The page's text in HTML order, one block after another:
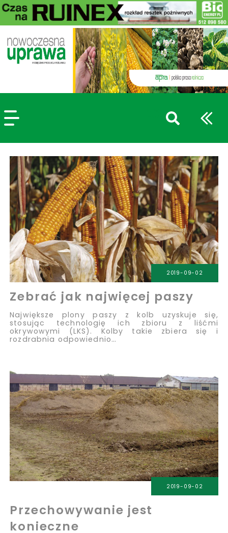
2019-09-02
Zebrać jak najwięcej paszy
Największe plony paszy z kolb uzyskuje się,
stosując technologię ich zbioru z liśćmi
okrywowymi (LKS). Kolby takie zbiera się i
rozdrabnia odpowiednio…
2019-09-02
Przechowywanie jest
konieczne